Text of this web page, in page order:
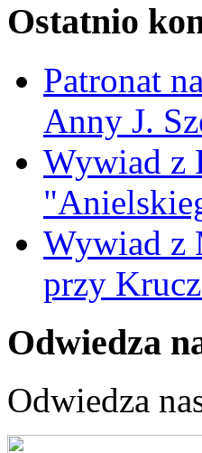
Ostatnio
Patronat
Anny J.
Wywiad z
Wywiad z
przy
Odwiedza
Odwiedza